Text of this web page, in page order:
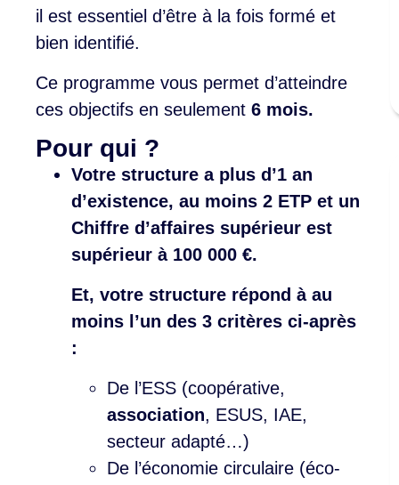
il est essentiel d’être à la fois formé et
bien identifié.
Ce programme vous permet d’atteindre
ces objectifs en seulement 6 mois.
Pour qui ?
Votre structure a plus d’1 an
d’existence, au moins 2 ETP et un
Chiffre d’affaires supérieur est
supérieur à 100 000 €.
Et, votre structure répond à au
moins l’un des 3 critères ci-après
:
De l’ESS (coopérative,
association, ESUS, IAE,
secteur adapté…)
De l’économie circulaire (éco-